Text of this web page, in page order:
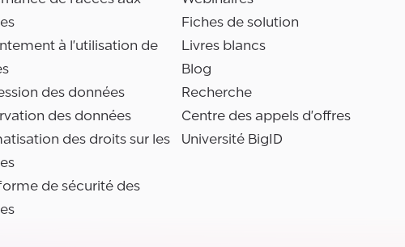
à l'utilisation de
des données
des données
des droits sur les
de sécurité des
Fiches de solution
Livres blancs
Blog
Recherche
Centre des appels d'offres
Université BigID